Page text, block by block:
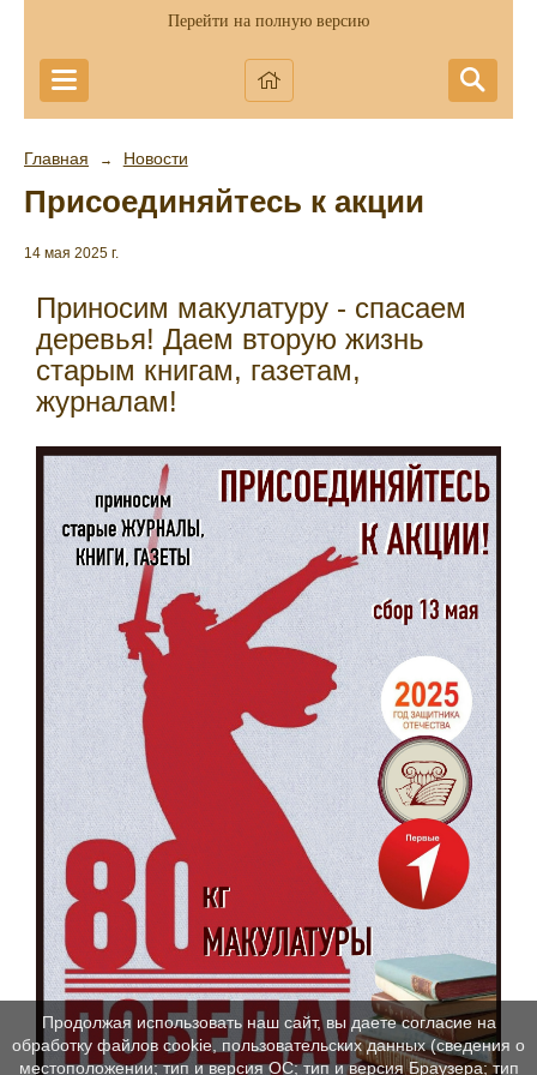
Перейти на полную версию
Главная → Новости
Присоединяйтесь к акции
14 мая 2025 г.
Приносим макулатуру - спасаем
деревья! Даем вторую жизнь
старым книгам, газетам,
журналам!
Продолжая использовать наш сайт, вы даете согласие на
обработку файлов cookie, пользовательских данных (сведения о
местоположении; тип и версия ОС; тип и версия Браузера; тип